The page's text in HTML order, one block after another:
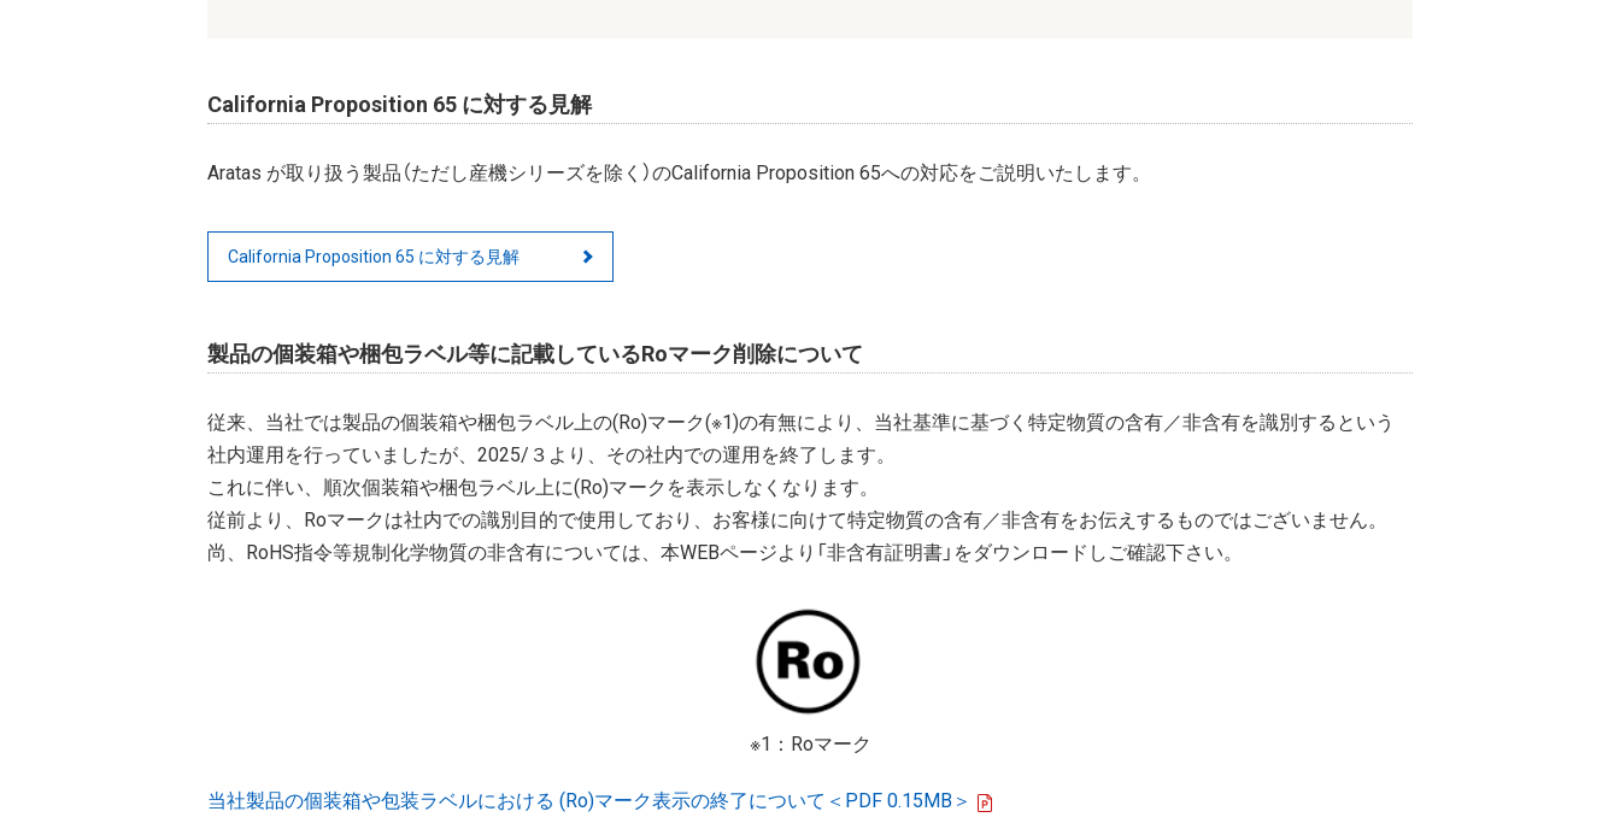
California Proposition 65 に対する見解
Aratas が取り扱う製品（ただし産機シリーズを除く）のCalifornia Proposition 65への対応をご説明いたします。
California Proposition 65 に対する見解
製品の個装箱や梱包ラベル等に記載しているRoマーク削除について
従来、当社では製品の個装箱や梱包ラベル上の(Ro)マーク(※1)の有無により、当社基準に基づく特定物質の含有／非含有を識別するという
社内運用を行っていましたが、2025/３より、その社内での運用を終了します。
これに伴い、順次個装箱や梱包ラベル上に(Ro)マークを表示しなくなります。
従前より、Roマークは社内での識別目的で使用しており、お客様に向けて特定物質の含有／非含有をお伝えするものではございません。
尚、RoHS指令等規制化学物質の非含有については、本WEBページより「非含有証明書」をダウンロードしご確認下さい。
※1：Roマーク
当社製品の個装箱や包装ラベルにおける (Ro)マーク表示の終了について＜PDF 0.15MB＞